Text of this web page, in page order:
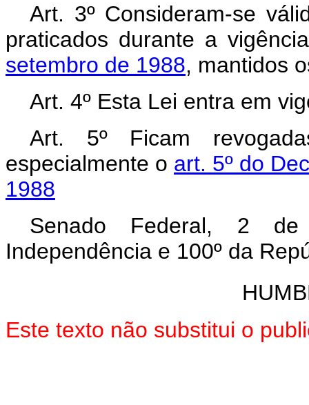
Art. 3º Consideram-se
praticados durante a
setembro de 1988, mantidos
Art. 4º Esta Lei entra em
Art. 5º Ficam
especialmente o art. 5º do
1988
Senado Federal, 2
Independência e 100º da
Este texto não substitui o